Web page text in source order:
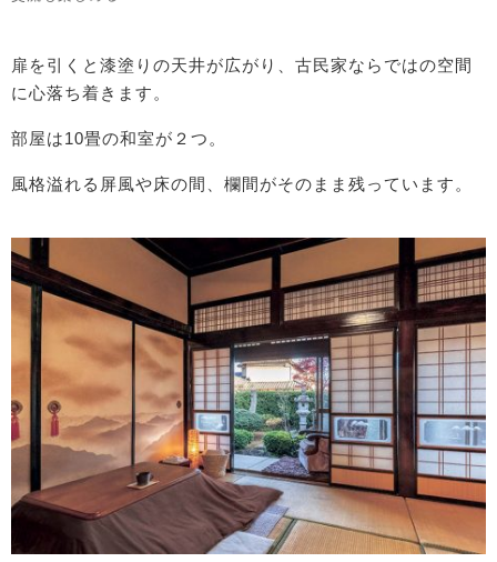
扉を引くと漆塗りの天井が広がり、古民家ならではの空間
に心落ち着きます。
部屋は10畳の和室が２つ。
風格溢れる屏風や床の間、欄間がそのまま残っています。